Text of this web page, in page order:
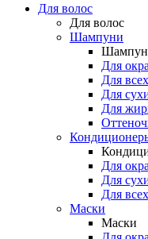
Для волос
Для волос
Шампуни
Для
Для
Для
Для
Для
Для
Для
Маски
Маски